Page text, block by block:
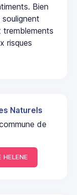
Bien
tremblements
risques
Naturels
de